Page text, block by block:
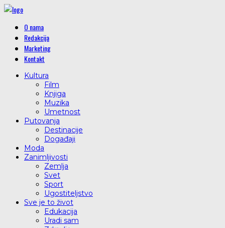
O nama
Redakcija
Marketing
Kontakt
Kultura
Film
Knjiga
Muzika
Umetnost
Putovanja
Destinacije
Događaji
Moda
Zanimljivosti
Zemlja
Svet
Sport
Ugostiteljstvo
Sve je to život
Edukacija
Uradi sam